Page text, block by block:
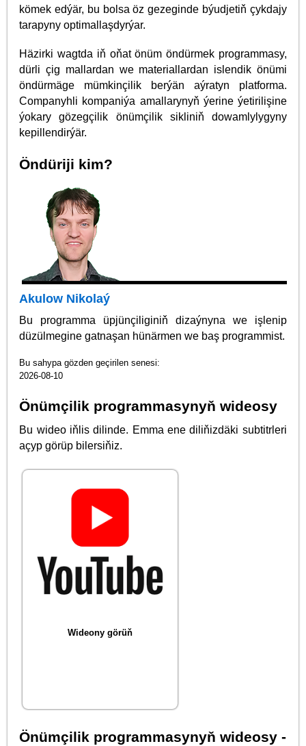
kömek edýär, bu bolsa öz gezeginde býudjetiň çykdajy
tarapyny optimallaşdyrýar.
Häzirki wagtda iň oňat önüm öndürmek programmasy,
dürli çig mallardan we materiallardan islendik önümi
öndürmäge mümkinçilik berýän aýratyn platforma.
Companyhli kompaniýa amallarynyň ýerine ýetirilişine
ýokary gözegçilik önümçilik sikliniň dowamlylygyny
kepillendirýär.
Öndüriji kim?
Akulow Nikolaý
Bu programma üpjünçiliginiň dizaýnyna we işlenip
düzülmegine gatnaşan hünärmen we baş programmist.
Bu sahypa gözden geçirilen senesi:
2026-08-10
Önümçilik programmasynyň wideosy
Bu wideo iňlis dilinde. Emma ene diliňizdäki subtitrleri
açyp görüp bilersiňiz.
Wideony görüň
Önümçilik programmasynyň wideosy -